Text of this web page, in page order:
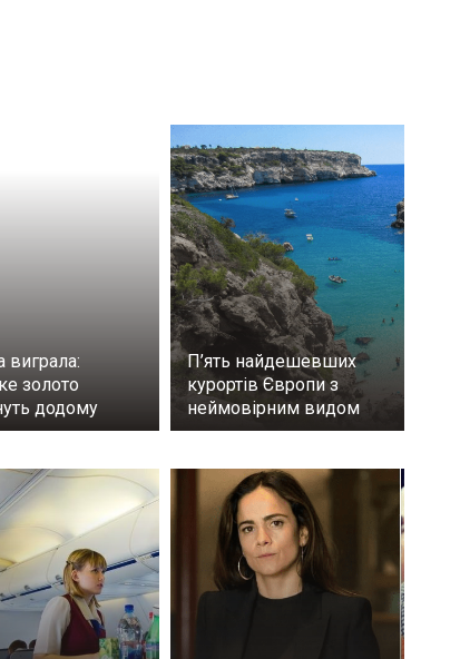
виграла:
золото
додому
П’ять найдешевших
курортів Європи з
неймовірним видом